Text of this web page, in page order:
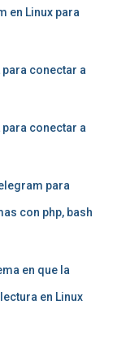
en Linux para
para conectar a
para conectar a
para
con php, bash
en que la
en Linux